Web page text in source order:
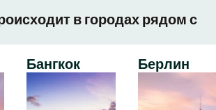
в городах рядом с
Бангкок Берлин